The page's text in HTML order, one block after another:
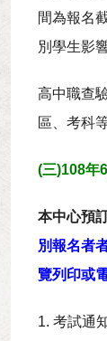
間為報名
別學生影
高中職查
區、考科
(三)108年
本中心預
別報名者
覽列印或
1. 考試通